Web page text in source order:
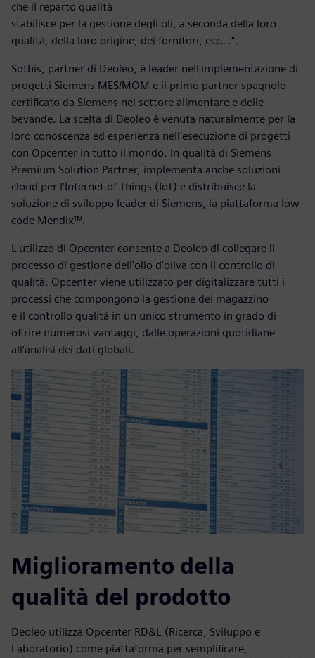
che il reparto qualità
stabilisce per la gestione degli oli, a seconda della loro
qualità, della loro origine, dei fornitori, ecc...".
Sothis, partner di Deoleo, è leader nell'implementazione di
progetti Siemens MES/MOM e il primo partner spagnolo
certificato da Siemens nel settore alimentare e delle
bevande. La scelta di Deoleo è venuta naturalmente per la
loro conoscenza ed esperienza nell'esecuzione di progetti
con Opcenter in tutto il mondo. In qualità di Siemens
Premium Solution Partner, implementa anche soluzioni
cloud per l'Internet of Things (IoT) e distribuisce la
soluzione di sviluppo leader di Siemens, la piattaforma low-
code Mendix™.
L'utilizzo di Opcenter consente a Deoleo di collegare il
processo di gestione dell'olio d'oliva con il controllo di
qualità. Opcenter viene utilizzato per digitalizzare tutti i
processi che compongono la gestione del magazzino
e il controllo qualità in un unico strumento in grado di
offrire numerosi vantaggi, dalle operazioni quotidiane
all'analisi dei dati globali.
Miglioramento della
qualità del prodotto
Deoleo utilizza Opcenter RD&L (Ricerca, Sviluppo e
Laboratorio) come piattaforma per semplificare,